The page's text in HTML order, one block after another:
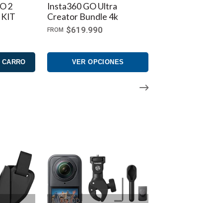
Insta360 GO Ultra
Creator Bundle 4k
$619.990
VER OPCIONES
AGOTADO